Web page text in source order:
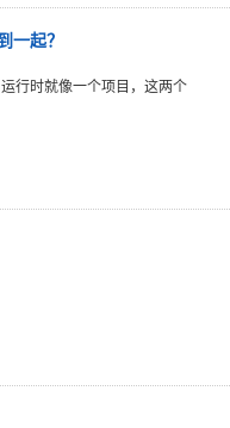
一起？
行时就像一个项目，这两个